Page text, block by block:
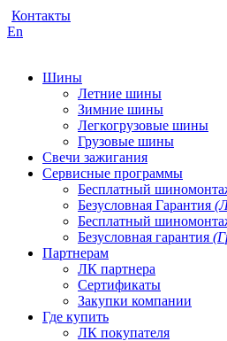
Контакты
En
Шины
Летние шины
Зимние шины
Легкогрузовые шины
Грузовые шины
Свечи зажигания
Сервисные программы
Бесплатный
Безусловная Гарантия
Бесплатный
Безусловная гарантия
Партнерам
ЛК партнера
Сертификаты
Закупки компании
Где купить
ЛК покупателя